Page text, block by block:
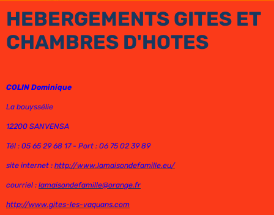
HEBERGEMENTS GITES ET
CHAMBRES D'HOTES
COLIN Dominique
La bouyssélie
12200 SANVENSA
Tél : 05 65 29 68 17 - Port : 06 75 02 39 89
site internet : http://www.lamaisondefamille.eu/
courriel : lamaisondefamille@orange.fr
http://www.gites-les-vaquans.com